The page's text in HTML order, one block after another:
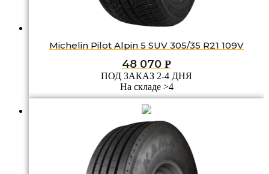
Michelin Pilot Alpin 5 SUV 305/35 R21 109V
48 070 Р
ПОД ЗАКАЗ 2-4 ДНЯ
На складе >4